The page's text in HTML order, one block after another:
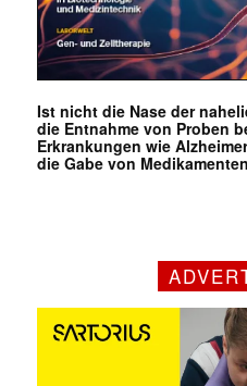
Ist nicht die Nase der
die Entnahme von Proben
Erkrankungen wie
die Gabe von